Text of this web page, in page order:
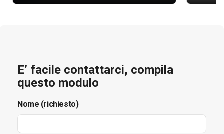
E’ facile contattarci, compila
questo modulo
Nome (richiesto)